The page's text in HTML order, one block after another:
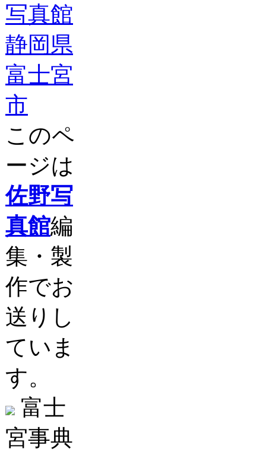
このペ
ージは
佐野写
真館編
集・製
作でお
送りし
ていま
す。
富士
宮事典